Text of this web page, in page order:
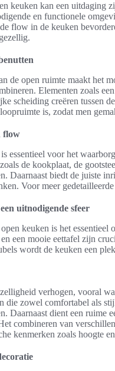
keuken kan een uitdaging
en functionele
flow in de keuken
de open ruimte maakt het
Elementen zoals
scheiding creëren tussen
is, zodat men
flow
essentieel voor het
de kookplaat, de
Daarnaast biedt de juiste
Voor meer
uitnodigende sfeer
keuken is het essentieel
een mooie eettafel zijn
wordt de keuken een
verhogen, vooral
die zowel comfortabel als
Daarnaast dient een ruime
combineren van
kenmerken zoals hoogte